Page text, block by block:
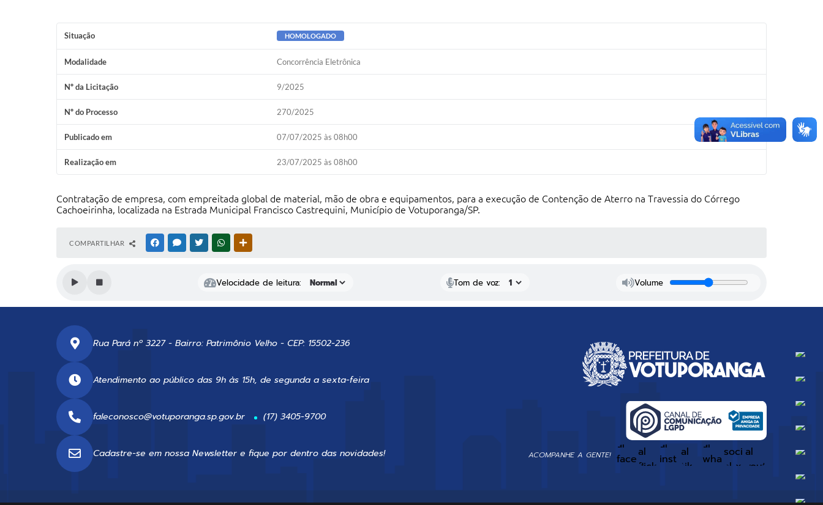
Situação HOMOLOGADO
Modalidade Concorrência Eletrônica
Nº da Licitação 9/2025
Nº do Processo 270/2025
Publicado em 07/07/2025 às 08h00
Realização em 23/07/2025 às 08h00
Contratação de empresa, com empreitada global de material, mão de obra e equipamentos, para a execução de Contenção de Aterro na Travessia do Córrego
Cachoeirinha, localizada na Estrada Municipal Francisco Castrequini, Município de Votuporanga/SP.
COMPARTILHAR FACEBOOKMESSENGER
TWITTERWHATSAPP
Velocidade de leitura: Tom de voz: Volume
Rua Pará nº 3227 - Bairro: Patrimônio Velho - CEP: 15502-236
Atendimento ao público das 9h às 15h, de segunda a sexta-feira
faleconosco@votuporanga.sp.gov.br (17) 3405-9700
Cadastre-se em nossa Newsletter e fique por dentro das novidades! ACOMPANHE A GENTE!